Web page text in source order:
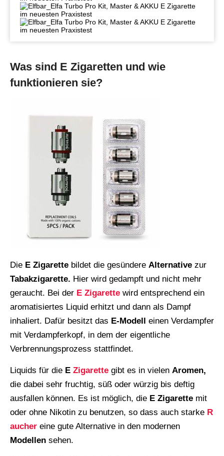
Was sind E Zigaretten und wie
funktionieren sie?
Die E Zigarette bildet die gesündere Alternative zur
Tabakzigarette. Hier wird gedampft und nicht mehr
geraucht. Bei der E Zigarette wird entsprechend ein
aromatisiertes Liquid erhitzt und dann als Dampf
inhaliert. Dafür besitzt das E-Modell einen Verdampfer
mit Verdampferkopf, in dem der eigentliche
Verbrennungsprozess stattfindet.
Liquids für die E Zigarette gibt es in vielen Aromen,
die dabei sehr fruchtig, süß oder würzig bis deftig
ausfallen können. Es ist möglich, die E Zigarette mit
oder ohne Nikotin zu benutzen, so dass auch starke R
aucher eine gute Alternative in den modernen
Modellen sehen.